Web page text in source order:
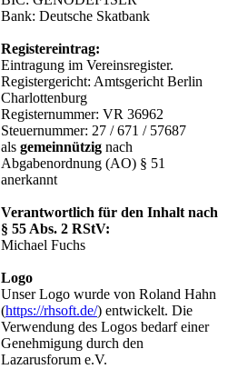
Bank: Deutsche Skatbank
Registereintrag:
Eintragung im Vereinsregister.
Registergericht: Amtsgericht Berlin
Charlottenburg
Registernummer: VR 36962
Steuernummer: 27 / 671 / 57687
als gemeinnützig nach
Abgabenordnung (AO) § 51
anerkannt
Verantwortlich für den Inhalt nach
§ 55 Abs. 2 RStV:
Michael Fuchs
Logo
Unser Logo wurde von Roland Hahn
(https://rhsoft.de/) entwickelt. Die
Verwendung des Logos bedarf einer
Genehmigung durch den
Lazarusforum e.V.